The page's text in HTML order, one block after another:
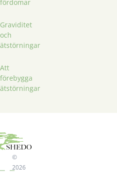
fördomar
Graviditet
och
ätstörningar
Att
förebygga
ätstörningar
©
2026